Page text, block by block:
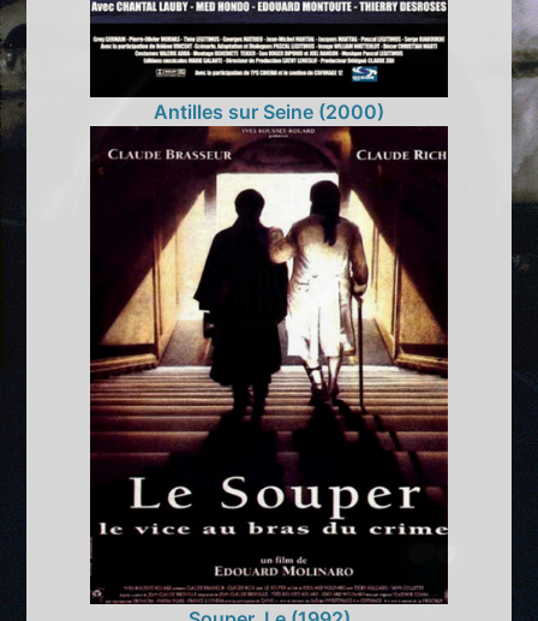
Antilles sur Seine (2000)